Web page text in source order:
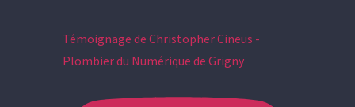
Témoignage de Christopher Cineus -
Plombier du Numérique de Grigny